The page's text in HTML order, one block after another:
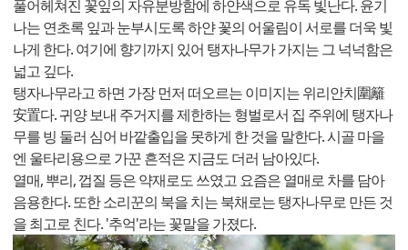
풀어헤쳐진 꽃잎의 자유분방함에 하얀색으로 유독 빛난다. 윤기
나는 연초록 잎과 눈부시도록 하얀 꽃의 어울림이 서로를 더욱 빛
나게 한다. 여기에 향기까지 있어 탱자나무가 가지는 그 넉넉함은
넓고 깊다.
탱자나무라고 하면 가장 먼저 떠오르는 이미지는 위리안치圍籬
安置다. 귀양 보내 주거지를 제한하는 형벌로서 집 주위에 탱자나
무를 빙 둘러 심어 바깥출입을 못하게 한 것을 말한다. 시골 마을
엔 울타리용으로 가꾼 흔적은 지금도 더러 남아있다.
열매, 뿌리, 껍질 등은 약재로도 쓰였고 요즘은 열매로 차를 담아
음용한다. 또한 소리꾼의 북을 치는 북채로는 탱자나무로 만든 것
을 최고로 친다. '추억'라는 꽃말을 가졌다.